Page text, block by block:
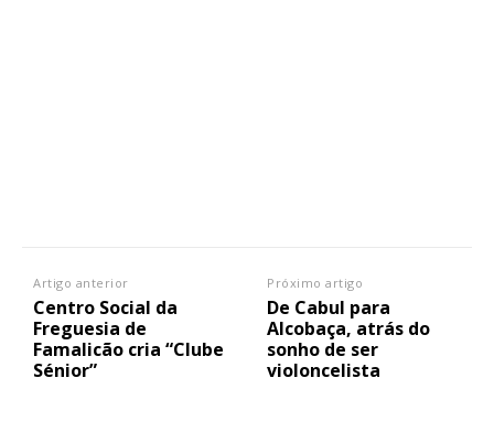
Artigo anterior
Centro Social da
Freguesia de
Famalicão cria “Clube
Sénior”
Próximo artigo
De Cabul para
Alcobaça, atrás do
sonho de ser
violoncelista